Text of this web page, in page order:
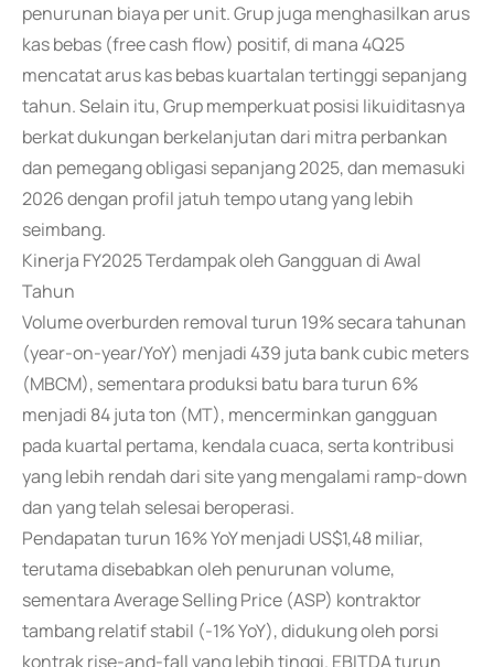
penurunan biaya per unit. Grup juga menghasilkan arus
kas bebas (free cash flow) positif, di mana 4Q25
mencatat arus kas bebas kuartalan tertinggi sepanjang
tahun. Selain itu, Grup memperkuat posisi likuiditasnya
berkat dukungan berkelanjutan dari mitra perbankan
dan pemegang obligasi sepanjang 2025, dan memasuki
2026 dengan profil jatuh tempo utang yang lebih
seimbang.
Kinerja FY2025 Terdampak oleh Gangguan di Awal
Tahun
Volume overburden removal turun 19% secara tahunan
(year-on-year/YoY) menjadi 439 juta bank cubic meters
(MBCM), sementara produksi batu bara turun 6%
menjadi 84 juta ton (MT), mencerminkan gangguan
pada kuartal pertama, kendala cuaca, serta kontribusi
yang lebih rendah dari site yang mengalami ramp-down
dan yang telah selesai beroperasi.
Pendapatan turun 16% YoY menjadi US$1,48 miliar,
terutama disebabkan oleh penurunan volume,
sementara Average Selling Price (ASP) kontraktor
tambang relatif stabil (-1% YoY), didukung oleh porsi
kontrak rise-and-fall yang lebih tinggi. EBITDA turun